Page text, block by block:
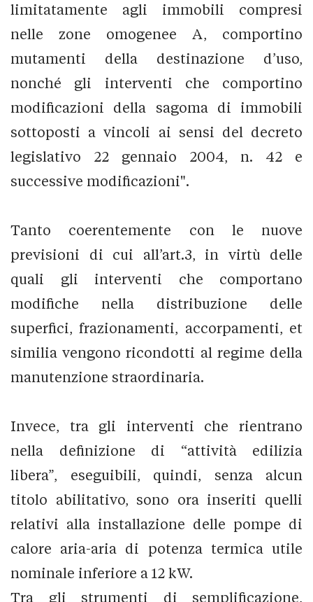
limitatamente agli immobili compresi
nelle zone omogenee A, comportino
mutamenti della destinazione d’uso,
nonché gli interventi che comportino
modificazioni della sagoma di immobili
sottoposti a vincoli ai sensi del decreto
legislativo 22 gennaio 2004, n. 42 e
successive modificazioni".
Tanto coerentemente con le nuove
previsioni di cui all’art.3, in virtù delle
quali gli interventi che comportano
modifiche nella distribuzione delle
superfici, frazionamenti, accorpamenti, et
similia vengono ricondotti al regime della
manutenzione straordinaria.
Invece, tra gli interventi che rientrano
nella definizione di “attività edilizia
libera”, eseguibili, quindi, senza alcun
titolo abilitativo, sono ora inseriti quelli
relativi alla installazione delle pompe di
calore aria-aria di potenza termica utile
nominale inferiore a 12 kW.
Tra gli strumenti di semplificazione,